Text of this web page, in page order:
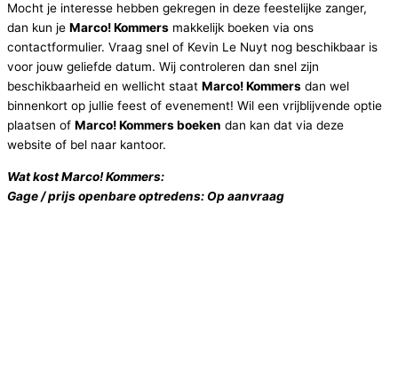
Mocht je interesse hebben gekregen in deze feestelijke zanger,
dan kun je Marco! Kommers makkelijk boeken via ons
contactformulier. Vraag snel of Kevin Le Nuyt nog beschikbaar is
voor jouw geliefde datum. Wij controleren dan snel zijn
beschikbaarheid en wellicht staat Marco! Kommers dan wel
binnenkort op jullie feest of evenement! Wil een vrijblijvende optie
plaatsen of Marco! Kommers boeken dan kan dat via deze
website of bel naar kantoor.
Wat kostMarco! Kommers:
Gage / prijs openbare optredens: Op aanvraag